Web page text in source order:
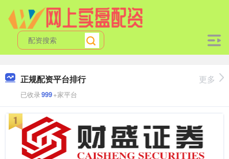
正规配资平台排行
已收录999+家平台
更多